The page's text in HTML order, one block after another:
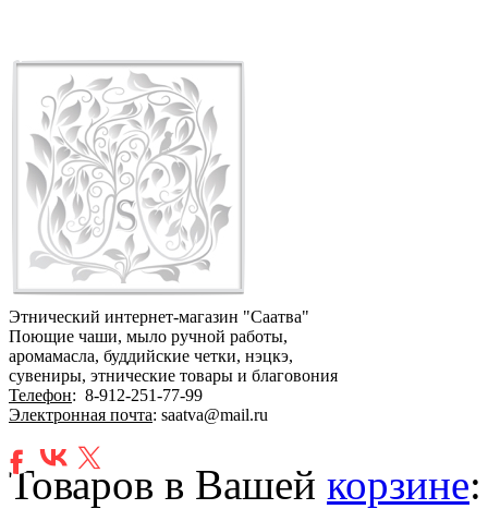
Этнический интернет-магазин "Саатва"
Поющие чаши, мыло ручной работы,
аромамасла, буддийские четки, нэцкэ,
сувениры, этнические товары и благовония
Телефон: 8-912-251-77-99
Электронная почта: saatva@mail.ru
Товаров в Вашей корзине